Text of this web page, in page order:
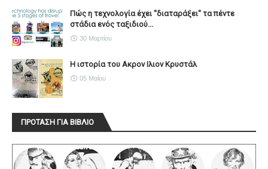
Πώς η τεχνολογία έχει ''διαταράξει'' τα πέντε
στάδια ενός ταξιδιού...
30 Μαρτίου
Η ιστορία του Ακρον Ιλιον Κρυστάλ
05 Μαΐου
ΠΡΟΤΑΣΗ ΓΙΑ ΒΙΒΛΙΟ